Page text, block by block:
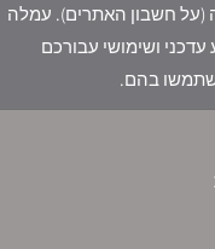
(על חשבון האתרים). עמלה
ושימושי עבורכם
בהם.